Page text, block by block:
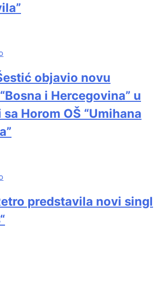
objavio novu
i Hercegovina” u
Horom OŠ “Umihana
predstavila novi singl